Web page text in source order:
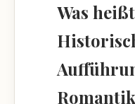
Was
Romantik